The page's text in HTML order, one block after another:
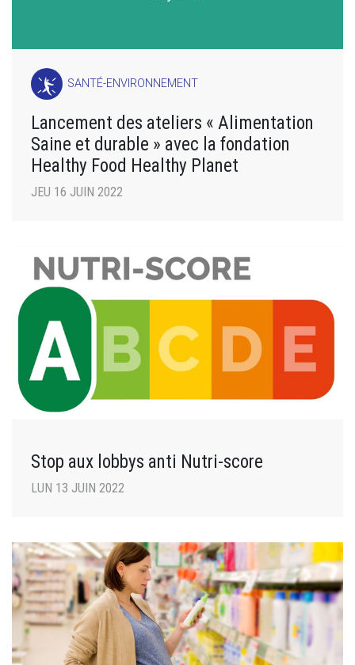
SANTÉ-ENVIRONNEMENT
Lancement des ateliers « Alimentation
Saine et durable » avec la fondation
Healthy Food Healthy Planet
JEU 16 JUIN 2022
Stop aux lobbys anti Nutri-score
LUN 13 JUIN 2022